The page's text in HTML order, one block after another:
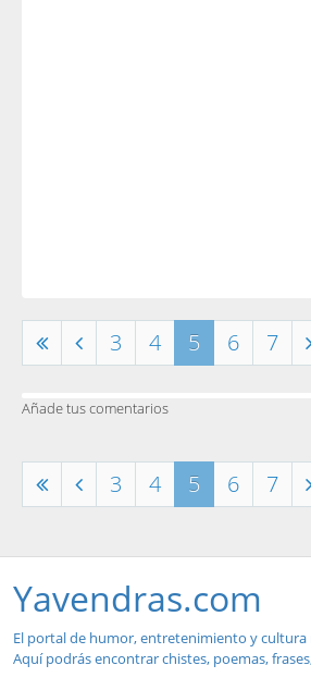
3 4 5 6 7
Añade tus comentarios
3 4 5 6 7
Yavendras.com
El portal de humor, entretenimiento y cultura
Aquí podrás encontrar chistes, poemas,